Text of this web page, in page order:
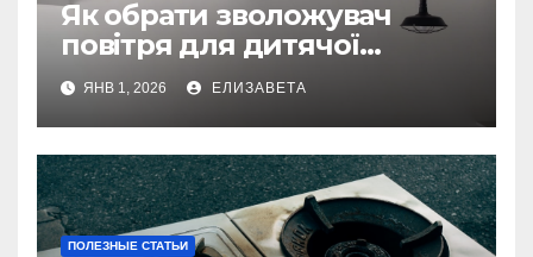
Як обрати зволожувач
повітря для дитячої
кімнати
ЯНВ 1, 2026 ЕЛИЗАВЕТА
ПОЛЕЗНЫЕ СТАТЬИ